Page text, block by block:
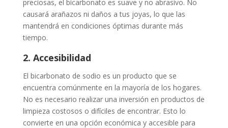
preciosas, el bicarbonato es suave y no abrasivo. No
causará arañazos ni daños a tus joyas, lo que las
mantendrá en condiciones óptimas durante más
tiempo.
2. Accesibilidad
El bicarbonato de sodio es un producto que se
encuentra comúnmente en la mayoría de los hogares.
No es necesario realizar una inversión en productos de
limpieza costosos o difíciles de encontrar. Esto lo
convierte en una opción económica y accesible para